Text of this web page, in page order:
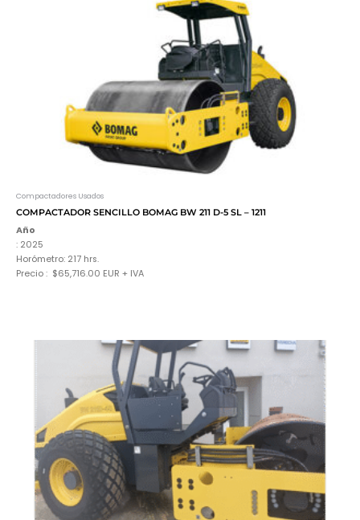
Compactadores Usados
COMPACTADOR SENCILLO BOMAG BW 211 D-5 SL – 1211
Año
: 2025
Horómetro: 217 hrs.
Precio : $65,716.00 EUR + IVA